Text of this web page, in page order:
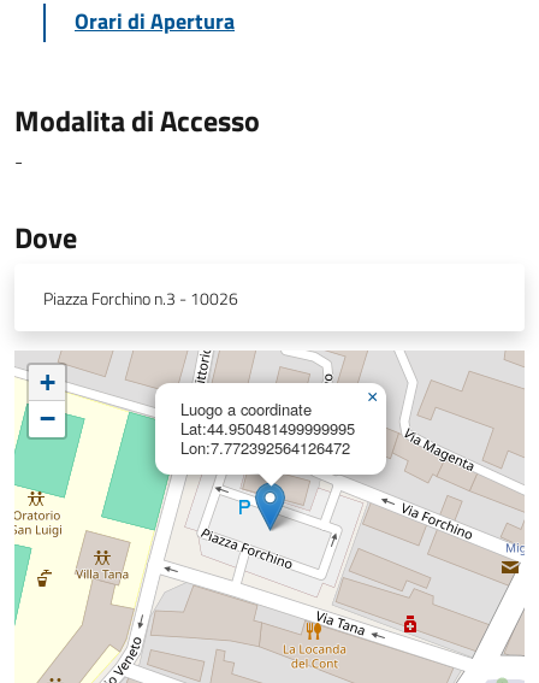
Orari di Apertura
Modalita di Accesso
-
Dove
Piazza Forchino n.3 - 10026
Luogo a coordinate
Lat:44.950481499999995
Lon:7.772392564126472
×
+
−